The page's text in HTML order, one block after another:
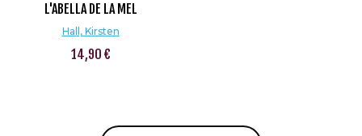
L'ABELLA DE LA MEL
Hall, Kirsten
14,90 €